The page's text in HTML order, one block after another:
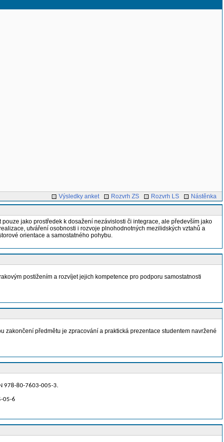
Výsledky anket Rozvrh ZS Rozvrh LS
Nástěnka
jako prostředek k dosažení nezávislosti či integrace, ale především jako
utváření osobnosti i rozvoje plnohodnotných mezilidských vztahů a
orientace a samostatného pohybu.
postižením a rozvíjet jejich kompetence pro podporu samostatnosti
zakončení předmětu je zpracování a praktická prezentace studentem navržené
978-80-7603-005-3.
05-6